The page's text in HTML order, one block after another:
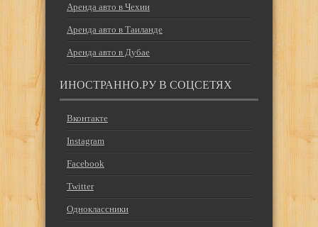
Аренда авто в Чехии
Аренда авто в Таиланде
Аренда авто в Дубае
ИНОСТРАННО.РУ В СОЦСЕТЯХ
Вконтакте
Instagram
Facebook
Twitter
Одноклассники